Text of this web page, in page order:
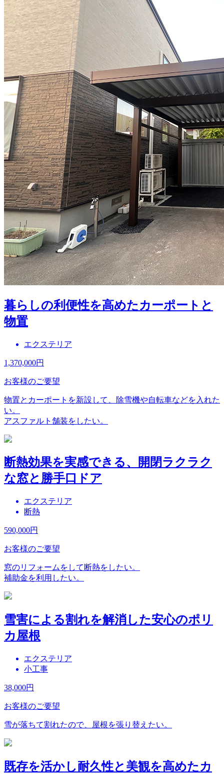
暮らしの利便性を高めたカーポートと
物置
エクステリア
1,370,000円
お客様のご要望
物置とカーポートを新設して、除雪機や自転車などを入れた
い。
アスファルト舗装をしたい。
断熱効果を実感できる、開閉ラクラク
な窓と勝手口ドア
エクステリア
断熱
590,000円
お客様のご要望
窓のリフォームをして断熱をしたい。
補助金を利用したい。
雪害による割れを解消した安心のポリ
カ屋根
エクステリア
小工事
38,000円
お客様のご要望
雪が落ちて割れたので、屋根を張り替えたい。
既存を活かし耐久性と美観を高めたカ